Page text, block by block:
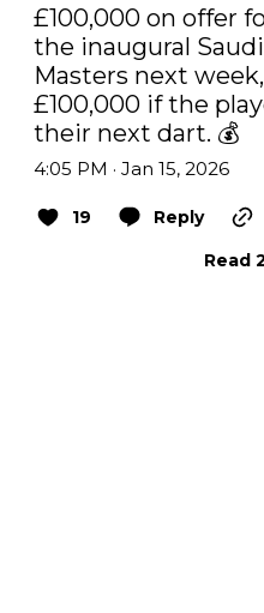
£100,000 on offer
the inaugural
Masters next
£100,000 if the
their next dart. 💰
4:05 PM · Jan 15, 2026
19 Reply
Read